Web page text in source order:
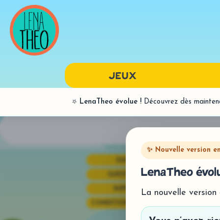
JEUX
PAR SONS
SYNTAXE
QUI SOMMES-NOUS?
QUESTIONS FRÉQUENTES
SUPPORT TECHNIQUE
⭐ LenaTheo évolue !Découvrez dès
✨ Nouvelle version
LenaTheo
La nouvelle